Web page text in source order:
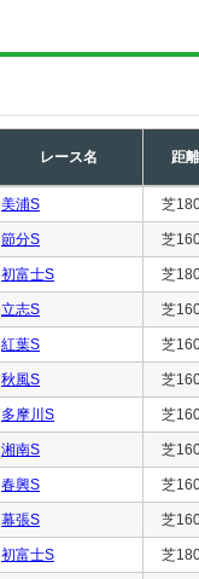
レース名 距離
美浦S 芝
節分S 芝
初富士S 芝
立志S 芝
紅葉S 芝
秋風S 芝
多摩川S 芝
湘南S 芝
春興S 芝
幕張S 芝
初富士S 芝